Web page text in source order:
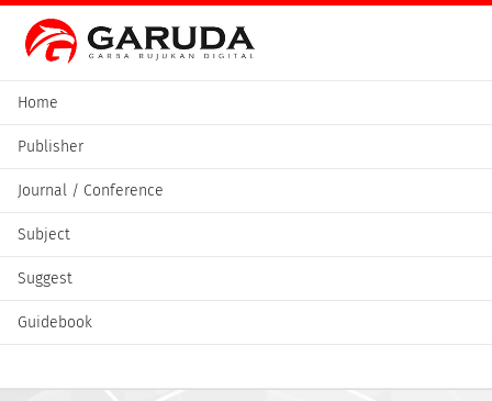
Home
Publisher
Journal / Conference
Subject
Suggest
Guidebook